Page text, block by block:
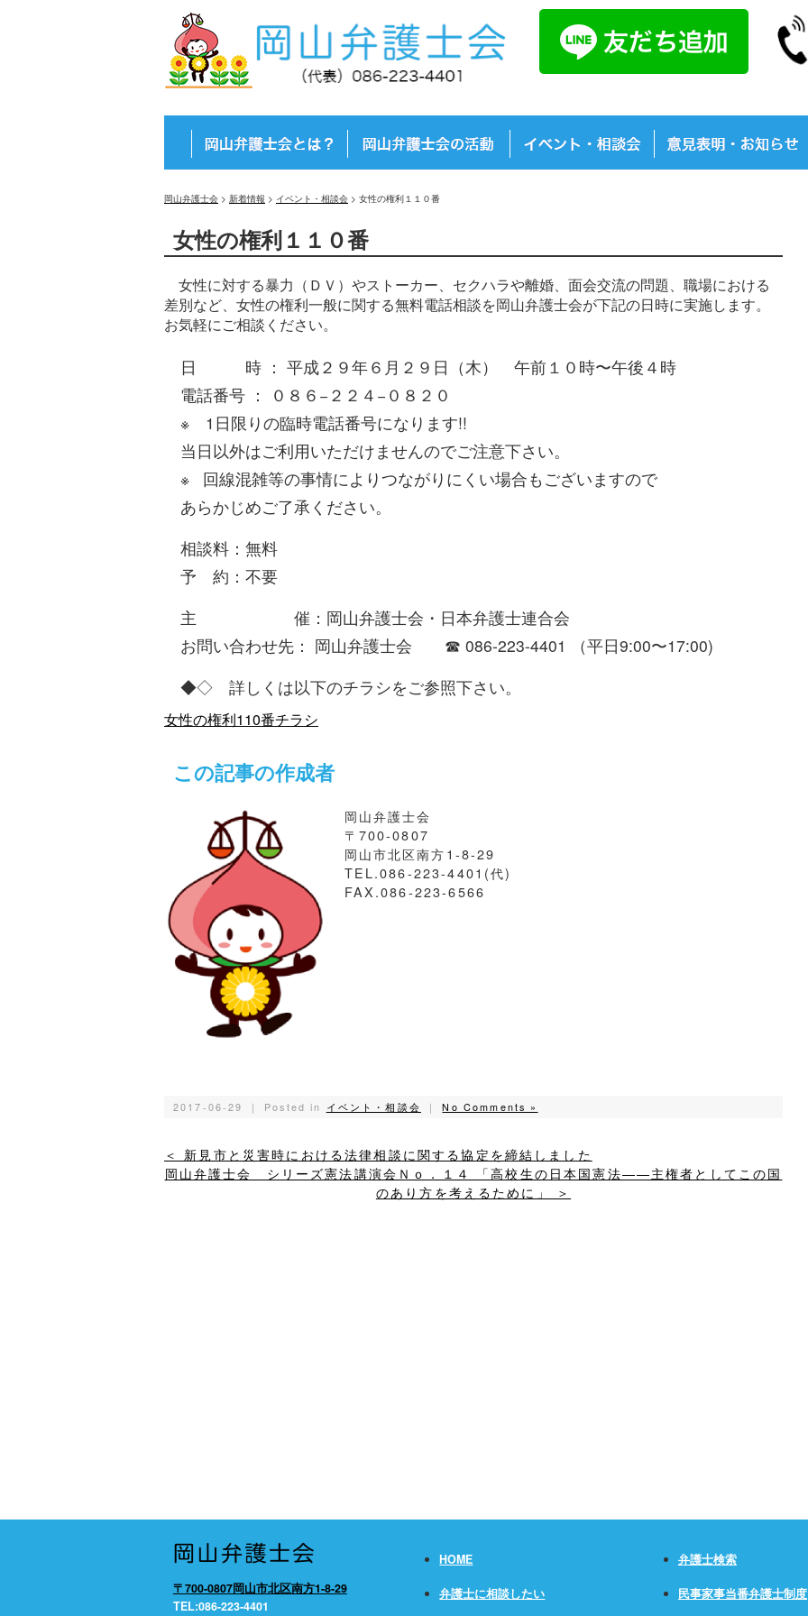
岡山弁護士会 > 新着情報 > イベント・相談会 > 女性の権利１１０番
女性の権利１１０番
女性に対する暴力（ＤＶ）やストーカー、セクハラや離婚、面会交流の問題、職場における
差別など、女性の権利一般に関する無料電話相談を岡山弁護士会が下記の日時に実施します。
お気軽にご相談ください。
日 時 ： 平成２９年６月２９日（木） 午前１０時〜午後４時
電話番号 ： ０８６−２２４−０８２０
※ 1日限りの臨時電話番号になります!!
当日以外はご利用いただけませんのでご注意下さい。
※ 回線混雑等の事情によりつながりにくい場合もございますので
あらかじめご了承ください。
相談料：無料
予 約：不要
主 催：岡山弁護士会・日本弁護士連合会
お問い合わせ先： 岡山弁護士会 ☎ 086-223-4401 （平日9:00〜17:00)
◆◇ 詳しくは以下のチラシをご参照下さい。
女性の権利110番チラシ
この記事の作成者
岡山弁護士会
〒700-0807
岡山市北区南方1-8-29
TEL.086-223-4401(代)
FAX.086-223-6566
2017-06-29 ｜ Posted in イベント・相談会 ｜No Comments »
＜ 新見市と災害時における法律相談に関する協定を締結しました
岡山弁護士会 シリーズ憲法講演会Ｎｏ．１４ 「高校生の日本国憲法――主権者としてこの国
のあり方を考えるために」 ＞
〒700-0807岡山市北区南方1-8-29
TEL:086-223-4401
HOME
弁護士に相談したい
弁護士検索
民事家事当番弁護士制度